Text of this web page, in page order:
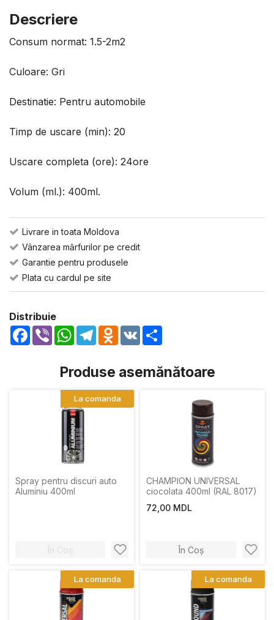
Descriere
Consum normat: 1.5-2m2
Culoare: Gri
Destinatie: Pentru automobile
Timp de uscare (min): 20
Uscare completa (ore): 24ore
Volum (ml.): 400ml.
Livrare in toata Moldova
Vânzarea mărfurilor pe credit
Garantie pentru produsele
Plata cu cardul pe site
Distribuie
Facebook
Viber WhatsApp
TelegramOdnoklassniki
VK
Produse asemănătoare
Spray pentru discuri auto
Aluminiu 400ml
În Coș
La comanda
CHAMPION UNIVERSAL
ciocolata 400ml (RAL 8017)
72,00 MDL
În Coș
La comanda La comanda